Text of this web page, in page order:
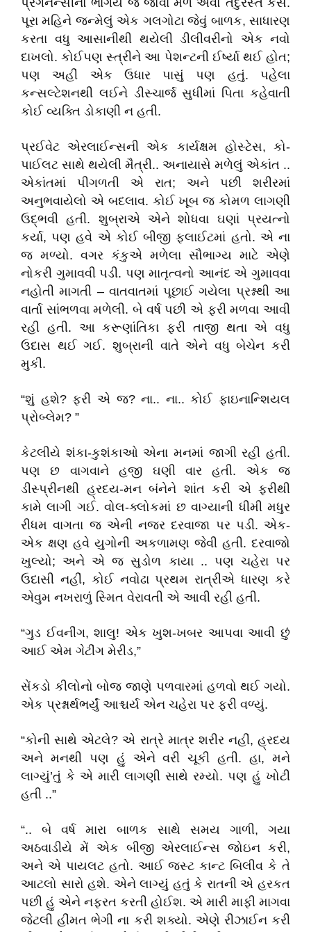
પ્રેગનન્સીનો ભાગેય જ જોવા મળે એવો તંદુરસ્ત કેસ.
પૂરા મહિને જન્મેલું એક ગલગોટા જેવું બાળક, સાધારણ
કરતા વધુ આસાનીથી થયેલી ડીલીવરીનો એક નવો
દાખલો. કોઈપણ સ્ત્રીને આ પેશન્ટની ઈર્ષ્યા થઈ હોત;
પણ અહીં એક ઉધાર પાસું પણ હતું. પહેલા
કન્સલ્ટેશનથી લઈને ડીસ્ચાર્જ સુધીમાં પિતા કહેવાતી
કોઈ વ્યક્તિ ડોકાણી ન હતી.
પ્રઈવેટ એરલાઈન્સની એક કાર્યક્ષમ હોસ્ટેસ, કો-
પાઈલટ સાથે થયેલી મૈત્રી.. અનાયાસે મળેલું એકાંત ..
એકાંતમાં પીગળતી એ રાત; અને પછી શરીરમાં
અનુભવાયેલો એ બદલાવ. કોઈ ખૂબ જ કોમળ લાગણી
ઉદ્ભવી હતી. શુબ્રાએ એને શોધવા ઘણાં પ્રયત્નો
કર્યા, પણ હવે એ કોઈ બીજી ફ્લાઈટમાં હતો. એ ના
જ મળ્યો. વગર કંકુએ મળેલા સૌભાગ્ય માટે એણે
નોકરી ગુમાવવી પડી. પણ માતૃત્વનો આનંદ એ ગુમાવવા
નહોતી માગતી – વાતવાતમાં પૂછાઈ ગયેલા પ્રશ્નથી આ
વાર્તા સાંભળવા મળેલી. બે વર્ષ પછી એ ફરી મળવા આવી
રહી હતી. આ કરૂણાંતિકા ફરી તાજી થતા એ વધુ
ઉદાસ થઈ ગઈ. શુબ્રાની વાતે એને વધુ બેચેન કરી
મુકી.
“શું હશે? ફરી એ જ? ના.. ના.. કોઈ ફાઇનાન્શિયલ
પ્રોબ્લેમ? ”
કેટલીયે શંકા-કુશંકાઓ એના મનમાં જાગી રહી હતી.
પણ છ વાગવાને હજી ઘણી વાર હતી. એક જ
ડીસ્પ્રીનથી હ્રદય-મન બંનેને શાંત કરી એ ફરીથી
કામે લાગી ગઈ. વોલ-ક્લોકમાં છ વાગ્યાની ધીમી મધુર
રીધમ વાગતા જ એની નજર દરવાજા પર પડી. એક-
એક ક્ષણ હવે યુગોની અકળામણ જેવી હતી. દરવાજો
ખુલ્યો; અને એ જ સુડોળ કાયા .. પણ ચહેરા પર
ઉદાસી નહીં, કોઈ નવોઢા પ્રથમ રાત્રીએ ધારણ કરે
એવુમ નખરાળું સ્મિત વેરાવતી એ આવી રહી હતી.
“ગુડ ઈવનીંગ, શાલુ! એક ખુશ-ખબર આપવા આવી છું
આઈ એમ ગેટીંગ મેરીડ,”
સેંકડો કીલોનો બોજ જાણે પળવારમાં હળવો થઈ ગયો.
એક પ્રશ્નાર્થભર્યું આશ્ચર્ય એન ચહેરા પર ફરી વળ્યું.
“કોની સાથે એટલે? એ રાત્રે માત્ર શરીર નહીં, હ્રદય
અને મનથી પણ હું એને વરી ચૂકી હતી. હા, મને
લાગ્યું’તું કે એ મારી લાગણી સાથે રમ્યો. પણ હું ખોટી
હતી ..”
“.. બે વર્ષ મારા બાળક સાથે સમય ગાળી, ગયા
અઠવાડીયે મેં એક બીજી એરલાઈન્સ જોઇન કરી,
અને એ પાયલટ હતો. આઈ જસ્ટ કાન્ટ બિલીવ કે તે
આટલો સારો હશે. એને લાગ્યું હતું કે રાતની એ હરકત
પછી હું એને નફરત કરતી હોઈશ. એ મારી માફી માગવા
જેટલી હીંમત ભેગી ના કરી શક્યો. એણે રીઝાઈન કરી